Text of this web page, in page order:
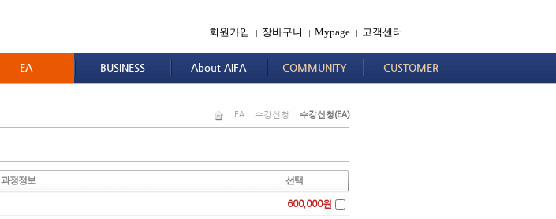
회원가입 | 장바구니 | Mypage | 고객센터
EA BUSINESS About AIFA COMMUNITY CUSTOMER
EA 수강신청 수강신청(EA)
과정정보 선택
600,000원